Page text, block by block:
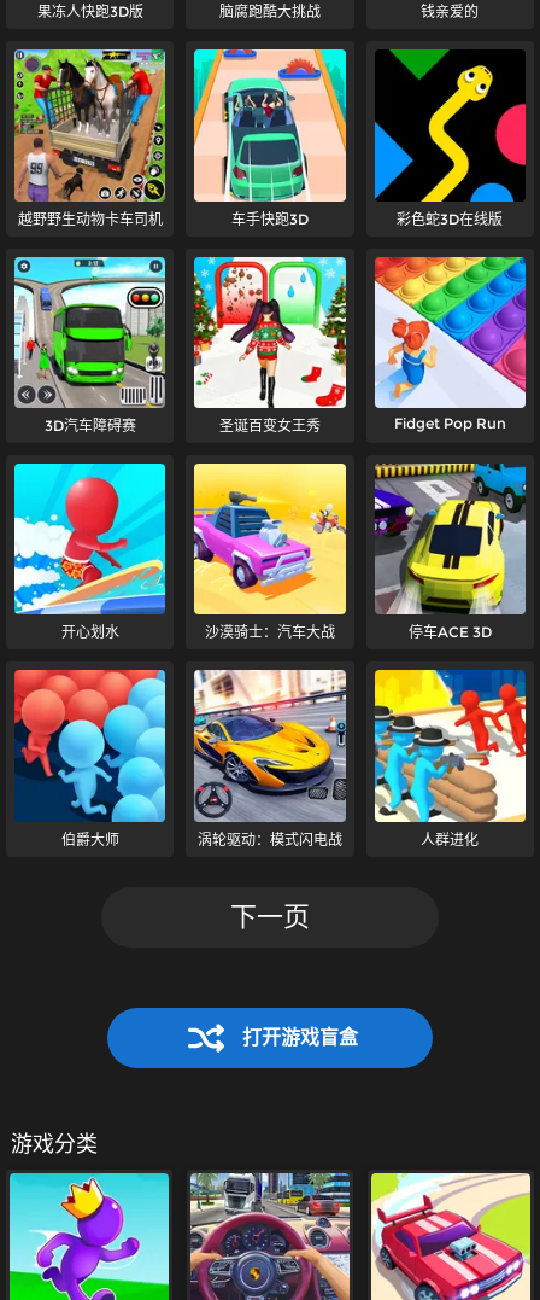
果冻人快跑3D版 脑腐跑酷大挑战 钱亲爱的
越野野生动物卡车司机 车手快跑3D 彩色蛇3D在线版
3D汽车障碍赛 圣诞百变女王秀 Fidget Pop Run
开心划水 沙漠骑士：汽车大战 停车ACE 3D
伯爵大师 涡轮驱动：模式闪电战 人群进化
下一页
打开游戏盲盒
游戏分类